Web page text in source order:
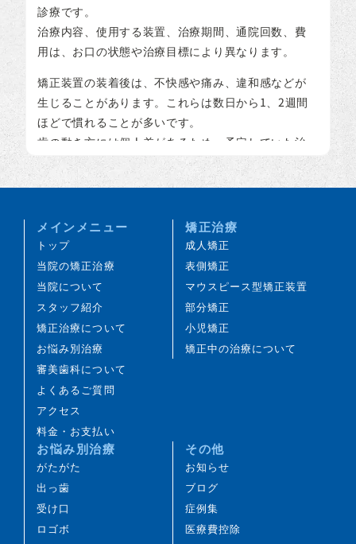
診療です。
治療内容、使用する装置、治療期間、通院回数、費
用は、お口の状態や治療目標により異なります。
矯正装置の装着後は、不快感や痛み、違和感などが
生じることがあります。これらは数日から1、2週間
ほどで慣れることが多いです。
歯の動き方には個人差があるため、予定していた治
療期間が延長する可能性があります。
装置の使用状況、顎間ゴムの使用状況、定期的な通
果や治療期間に影響が出ることがあります。
治療中は装置により歯みがきがしにくくなるため、
虫歯や歯周病のリスクが高まることがあります。丁
寧な歯みがきや定期的なメインテナンスが重要で
す。また、歯の移動に伴い、これまで見えにくかっ
た虫歯が見つかることがあります。
歯を動かすことにより、歯根が吸収して短くなるこ
とがあります。また、歯ぐきがやせて下がることが
あります。
ごくまれに、歯が骨と癒着していて動かないことが
あります。
ごくまれに、歯の移動に伴って歯の神経に影響が及
び、失活することがあります。
治療途中に金属等のアレルギー症状が出ることがあ
治療中に、顎関節で音がする、あごが痛む、口が開
けにくいなどの顎関節症状が生じることがありま
メインメニュー
トップ
当院の矯正治療
当院について
スタッフ紹介
矯正治療について
お悩み別治療
審美歯科について
よくあるご質問
アクセス
料金・お支払い
矯正治療
成人矯正
表側矯正
マウスピース型矯正装置
部分矯正
小児矯正
矯正中の治療について
お悩み別治療
がたがた
出っ歯
受け口
ロゴボ
その他
お知らせ
ブログ
症例集
医療費控除